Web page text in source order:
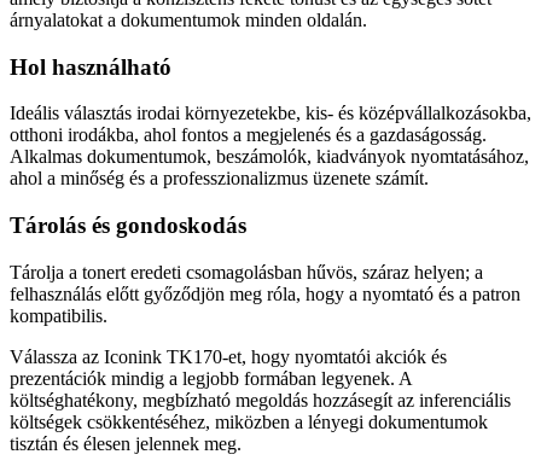
árnyalatokat a dokumentumok minden oldalán.
Hol használható
Ideális választás irodai környezetekbe, kis- és középvállalkozásokba,
otthoni irodákba, ahol fontos a megjelenés és a gazdaságosság.
Alkalmas dokumentumok, beszámolók, kiadványok nyomtatásához,
ahol a minőség és a professzionalizmus üzenete számít.
Tárolás és gondoskodás
Tárolja a tonert eredeti csomagolásban hűvös, száraz helyen; a
felhasználás előtt győződjön meg róla, hogy a nyomtató és a patron
kompatibilis.
Válassza az Iconink TK170-et, hogy nyomtatói akciók és
prezentációk mindig a legjobb formában legyenek. A
költséghatékony, megbízható megoldás hozzásegít az inferenciális
költségek csökkentéséhez, miközben a lényegi dokumentumok
tisztán és élesen jelennek meg.